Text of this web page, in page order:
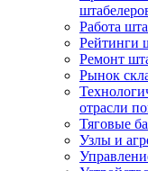
Работа
Рейтинги
Ремонт
Рынок
отрасли
Тяговые
Узлы и